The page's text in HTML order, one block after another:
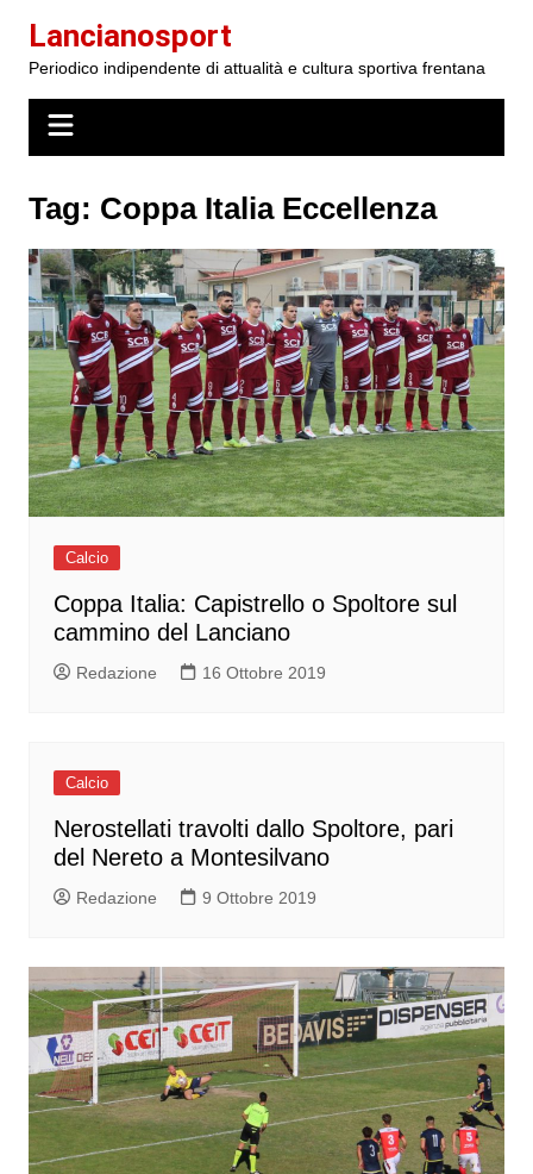
contenuto
Lancianosport
Periodico indipendente di attualità e cultura sportiva frentana
Tag: Coppa Italia Eccellenza
Calcio
Coppa Italia: Capistrello o Spoltore sul
cammino del Lanciano
Redazione 16 Ottobre 2019
Calcio
Nerostellati travolti dallo Spoltore, pari
del Nereto a Montesilvano
Redazione 9 Ottobre 2019